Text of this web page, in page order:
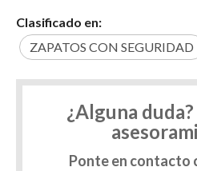
Clasificado en:
ZAPATOS CON SEGURIDAD
¿Alguna
Ponte en contacto